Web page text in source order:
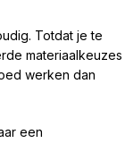
Totdat je te
materiaalkeuzes
werken dan
een